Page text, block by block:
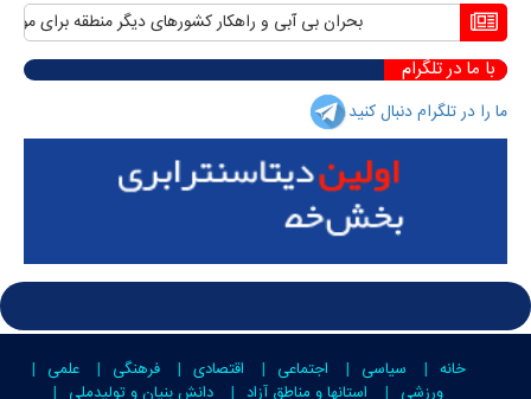
بحران بی آبی و راهکار کشورهای دیگر منطقه برای مواجهه
با ما در تلگرام
ما را در تلگرام دنبال کنید
خانه سیاسی اجتماعی اقتصادی فرهنگی
علمی
ورزشی
استانها و مناطق آزاد دانش بنیان و تولیدملی